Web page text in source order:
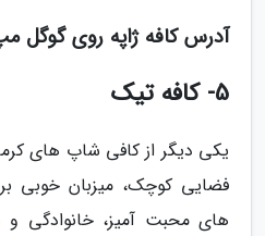
آدرس کافه ژاپه روی گوگل
5- کافه تیک
یکی دیگر از کافی شاپ های
فضایی کوچک، میزبان خوبی
های محبت آمیز، خانوادگی و